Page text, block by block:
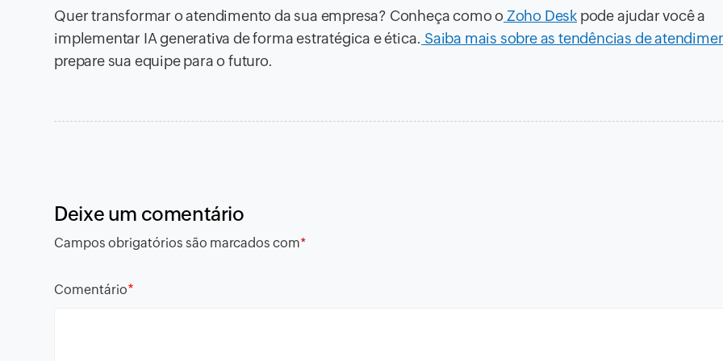
Quer transformar o atendimento da sua empresa? Conheça como o Zoho Desk pode ajudar você a
implementar IA generativa de forma estratégica e ética. Saiba mais sobre as tendências de
prepare sua equipe para o futuro.
Deixe um comentário
Campos obrigatórios são marcados com*
Comentário*